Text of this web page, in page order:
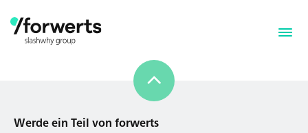
Werde ein Teil von forwerts
Wir sind stets auf der Suche nach neuen Expert:innen die
Lust haben, spannende digitale Produkte und Services
zu kreieren und dabei stets die Nutzer:innen und unsere
Werde ein Teil von forwerts